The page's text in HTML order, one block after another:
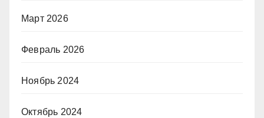
Март 2026
Февраль 2026
Ноябрь 2024
Октябрь 2024